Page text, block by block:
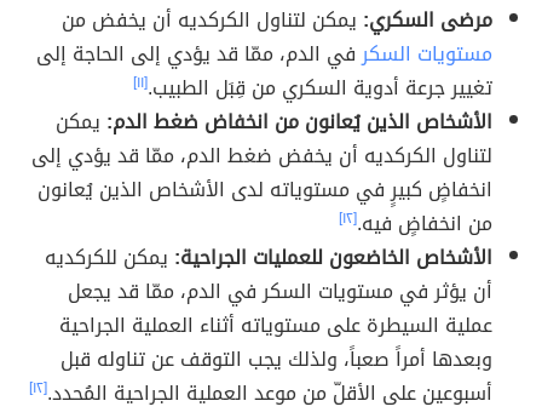
مرضى السكري: يمكن لتناول الكركديه أن يخفض من
مستويات السكرفي الدم، ممّا قد يؤدي إلى الحاجة إلى
تغيير جرعة أدوية السكري من قِبَل الطبيب.[١١]
الأشخاص الذين يُعانون من انخفاض ضغط الدم: يمكن
لتناول الكركديه أن يخفض ضغط الدم، ممّا قد يؤدي إلى
انخفاضٍ كبيرٍ في مستوياته لدى الأشخاص الذين يُعانون
من انخفاضٍ فيه.[١٢]
الأشخاص الخاضعون للعمليات الجراحية: يمكن للكركديه
أن يؤثر في مستويات السكر في الدم، ممّا قد يجعل
عملية السيطرة على مستوياته أثناء العملية الجراحية
وبعدها أمراً صعباً، ولذلك يجب التوقف عن تناوله قبل
أسبوعين على الأقلّ من موعد العملية الجراحية المُحدد.[١٢]